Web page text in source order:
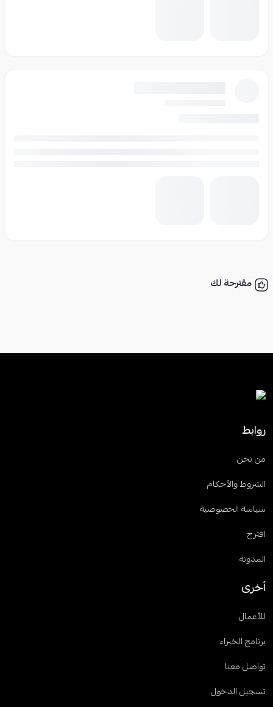
مقترحة لك
روابط
من نحن
الشروط والأحكام
سياسة الخصوصية
اقترح
المدونة
أخرى
للأعمال
برنامج الخبراء
تواصل معنا
تسجيل الدخول